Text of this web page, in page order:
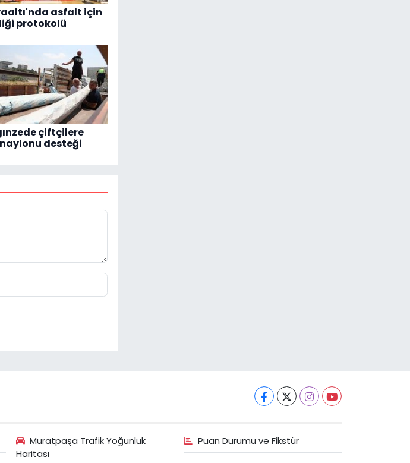
asfalt için
protokolü
çiftçilere
desteği
Muratpaşa Trafik Yoğunluk
Haritası
Puan Durumu ve Fikstür